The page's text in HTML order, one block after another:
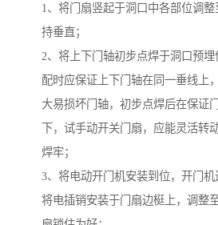
1、将门扇竖起于洞口中各部位调
持垂直；
2、将上下门轴初步点焊于洞口预
配时应保证上下门轴在同一垂线上
大易损坏门轴，初步点焊后在保证
下，试手动开关门扇，应能灵活转
焊牢；
3、将电动开门机安装到位，开门机
将电插销安装于门扇边梃上，调整